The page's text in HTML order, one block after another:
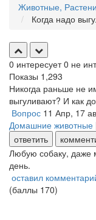
Животные,
Когда надо
0 интересует 0 не
Показы 1,293
Никогда раньше не
выгуливают? И как
Вопрос 11 Апр, 17
Домашние животные
ответить
Любую собаку, даже
день.
оставил
(баллы 170)